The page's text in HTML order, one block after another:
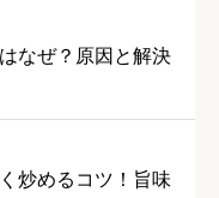
なぜ？原因と解決
炒めるコツ！旨味